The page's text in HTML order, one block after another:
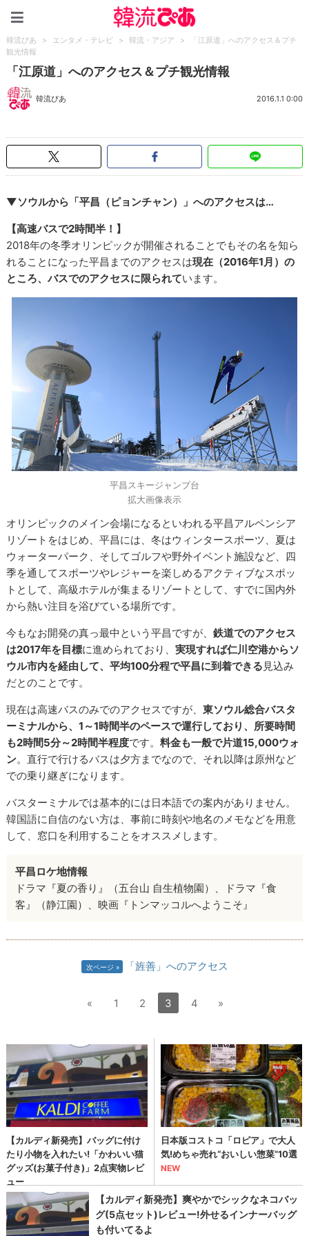
韓流ぴあ > エンタメ・テレビ > 韓流・アジア >
「江原道」へのアクセス＆プチ
観光情報
「江原道」へのアクセス＆プチ観光情報
韓流ぴあ 2016.1.1 0:00
▼ソウルから「平昌（ピョンチャン）」へのアクセスは…
【高速バスで2時間半！】
2018年の冬季オリンピックが開催されることでもその名を知ら
れることになった平昌までのアクセスは現在（2016年1月）の
ところ、バスでのアクセスに限られています。
平昌スキージャンプ台
拡大画像表示
オリンピックのメイン会場になるといわれる平昌アルペンシア
リゾートをはじめ、平昌には、冬はウィンタースポーツ、夏は
ウォーターパーク、そしてゴルフや野外イベント施設など、四
季を通してスポーツやレジャーを楽しめるアクティブなスポッ
トとして、高級ホテルが集まるリゾートとして、すでに国内外
から熱い注目を浴びている場所です。
今もなお開発の真っ最中という平昌ですが、鉄道でのアクセス
は2017年を目標に進められており、実現すれば仁川空港からソ
ウル市内を経由して、平均100分程で平昌に到着できる 見込み
だとのことです。
現在は高速バスのみでのアクセスですが、東ソウル総合バスタ
ーミナルから、1～1時間半のペースで運行しており、所要時間
も2時間5分～2時間半程度です。料金も一般で片道15,000ウォ
ン。直行で行けるバスは夕方までなので、それ以降は原州など
での乗り継ぎになります。
バスターミナルでは基本的には日本語での案内がありません。
韓国語に自信のない方は、事前に時刻や地名のメモなどを用意
して、窓口を利用することをオススメします。
平昌ロケ地情報
ドラマ『夏の香り』（五台山 自生植物園）、ドラマ『食
客』（静江園）、映画『トンマッコルへようこそ』
次ページ 「旌善」へのアクセス
« 1 2 3 4 »